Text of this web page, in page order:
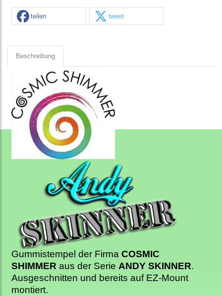
teilen tweet
Beschreibung
Gummistempel der Firma COSMIC
SHIMMER aus der Serie ANDY SKINNER.
Ausgeschnitten und bereits auf EZ-Mount
montiert.